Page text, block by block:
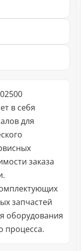
в себя
для
заказа
запчастей
оборудования
процесса.